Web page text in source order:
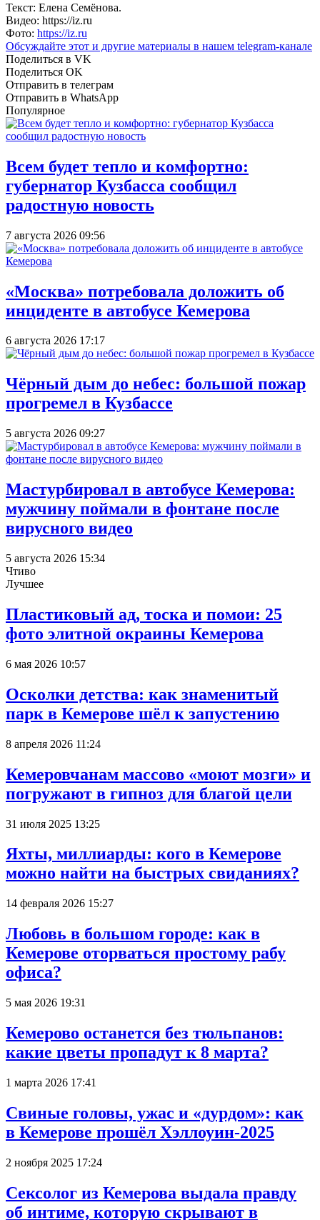
Текст: Елена Семёнова.
Видео: https://iz.ru
Фото: https://iz.ru
Обсуждайте этот и другие материалы в нашем telegram-канале
Поделиться в VK
Поделиться OK
Отправить в телеграм
Отправить в WhatsApp
Популярное
Всем будет тепло и комфортно:
губернатор Кузбасса сообщил
радостную новость
7 августа 2026 09:56
«Москва» потребовала доложить об
инциденте в автобусе Кемерова
6 августа 2026 17:17
Чёрный дым до небес: большой пожар
прогремел в Кузбассе
5 августа 2026 09:27
Мастурбировал в автобусе Кемерова:
мужчину поймали в фонтане после
вирусного видео
5 августа 2026 15:34
Чтиво
Лучшее
Пластиковый ад, тоска и помои: 25
фото элитной окраины Кемерова
6 мая 2026 10:57
Осколки детства: как знаменитый
парк в Кемерове шёл к запустению
8 апреля 2026 11:24
Кемеровчанам массово «моют мозги» и
погружают в гипноз для благой цели
31 июля 2025 13:25
Яхты, миллиарды: кого в Кемерове
можно найти на быстрых свиданиях?
14 февраля 2026 15:27
Любовь в большом городе: как в
Кемерове оторваться простому рабу
офиса?
5 мая 2026 19:31
Кемерово останется без тюльпанов:
какие цветы пропадут к 8 марта?
1 марта 2026 17:41
Свиные головы, ужас и «дурдом»: как
в Кемерове прошёл Хэллоуин-2025
2 ноября 2025 17:24
Сексолог из Кемерова выдала правду
об интиме, которую скрывают в